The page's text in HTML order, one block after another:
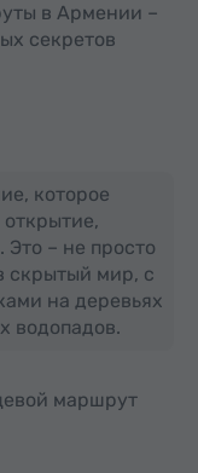
в Армении –
секретов
которое
Это – не просто
скрытый мир, с
на деревьях
водопадов.
маршрут